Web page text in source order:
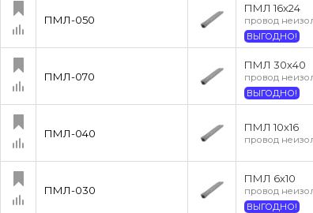
ПМЛ-050
ПМЛ 16х24
провод
ВЫГОДНО!
ПМЛ-070
ПМЛ 30х40
провод
ВЫГОДНО!
ПМЛ-040 ПМЛ 10х16
провод
ПМЛ-030
ПМЛ 6х10
провод
ВЫГОДНО!